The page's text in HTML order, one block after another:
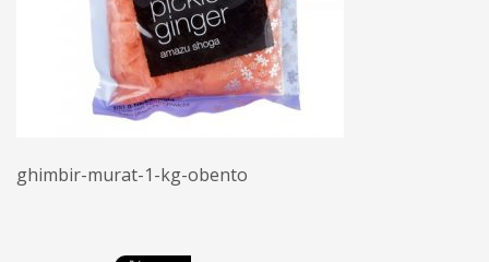
ghimbir-murat-1-kg-obento